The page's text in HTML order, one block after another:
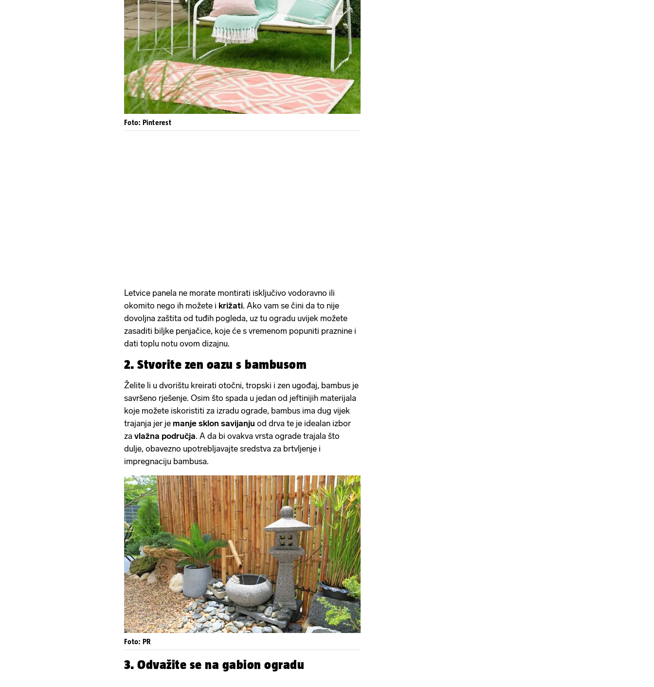
Foto: Pinterest
Letvice panela ne morate montirati isključivo vodoravno ili
okomito nego ih možete i križati. Ako vam se čini da to nije
dovoljna zaštita od tuđih pogleda, uz tu ogradu uvijek možete
zasaditi biljke penjačice, koje će s vremenom popuniti praznine i
dati toplu notu ovom dizajnu.
2. Stvorite zen oazu s bambusom
Želite li u dvorištu kreirati otočni, tropski i zen ugođaj, bambus je
savršeno rješenje. Osim što spada u jedan od jeftinijih materijala
koje možete iskoristiti za izradu ograde, bambus ima dug vijek
trajanja jer je manje sklon savijanju od drva te je idealan izbor
za vlažna područja. A da bi ovakva vrsta ograde trajala što
dulje, obavezno upotrebljavajte sredstva za brtvljenje i
impregnaciju bambusa.
Foto: PR
3. Odvažite se na gabion ogradu